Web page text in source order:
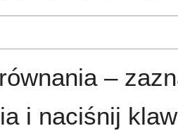
–
i naciśnij